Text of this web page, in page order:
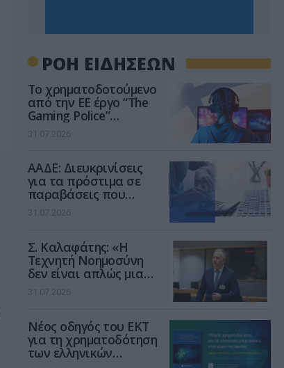
ΡΟΗ ΕΙΔΗΣΕΩΝ
Το χρηματοδοτούμενο
από την ΕΕ έργο “The
Gaming Police”
ενισχύει την ασφάλεια
των παιδιών στο
31.07.2026
ΑΑΔΕ: Διευκρινίσεις
για τα πρόστιμα σε
παραβάσεις που
αφορούν τους ΦΗΜ
31.07.2026
Σ. Καλαφάτης: «Η
Τεχνητή Νοημοσύνη
δεν είναι απλώς μια
νέα τεχνολογία, είναι
μια νέα βιομηχανική
31.07.2026
Νέος οδηγός του ΕΚΤ
για τη χρηματοδότηση
των ελληνικών